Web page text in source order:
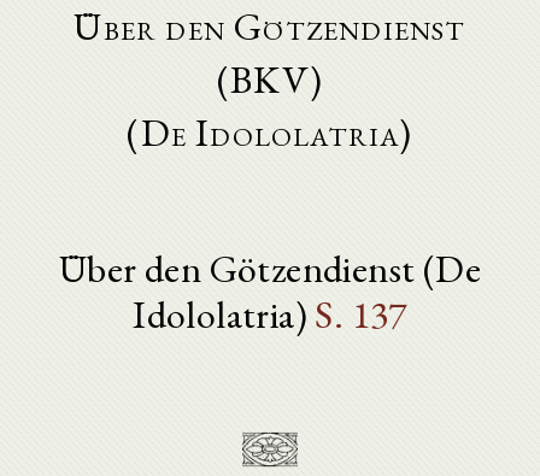
Über den Götzendienst
(BKV)
(De Idololatria)
Über den Götzendienst (De
Idololatria)S. 137